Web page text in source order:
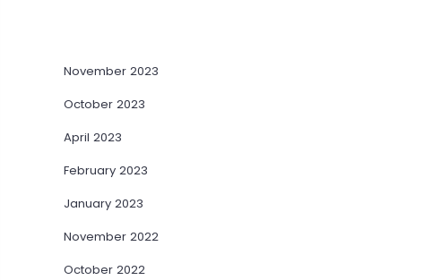
November 2023
October 2023
April 2023
February 2023
January 2023
November 2022
October 2022